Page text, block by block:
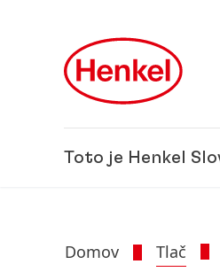
Toto je Henkel
Domov Tlač